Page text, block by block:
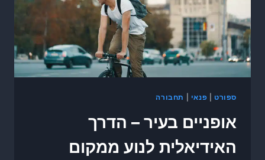
ספורט פנאי תחבורה
אופניים בעיר – הדרך
האידיאלית לנוע ממקום